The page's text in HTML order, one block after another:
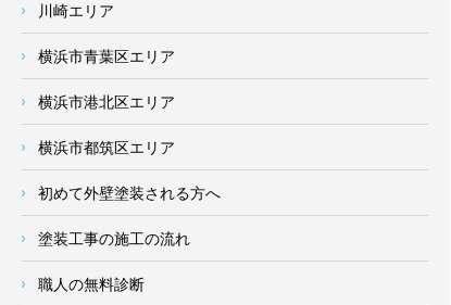
川崎エリア
横浜市青葉区エリア
横浜市港北区エリア
横浜市都筑区エリア
初めて外壁塗装される方へ
塗装工事の施工の流れ
職人の無料診断